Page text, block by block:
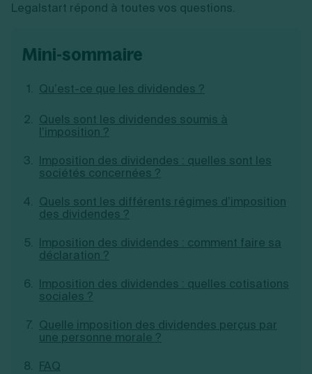
Dissolution-liquidation
Gestion des achats
Par besoin
Je suis autonome
Découvrez notre cabinet d'expertise
comptable LS Compta
Création de micro-entreprise
Devenir auto entrepreneur
Création de SASU
Création de SAS
Création de SCI
Aides à la création d’entreprise
Ouverture compte pro
Fermeture d’une entreprise
Création d'entreprise
Legalstart répond à toutes vos questions.
mini-sommaire
Qu’est-ce que les dividendes ?
Quels sont les dividendes soumis à
l’imposition ?
Imposition des dividendes : quelles sont les
sociétés concernées ?
Quels sont les différents régimes d’imposition
des dividendes ?
Imposition des dividendes : comment faire sa
déclaration ?
Imposition des dividendes : quelles cotisations
sociales ?
Quelle imposition des dividendes perçus par
une personne morale ?
FAQ